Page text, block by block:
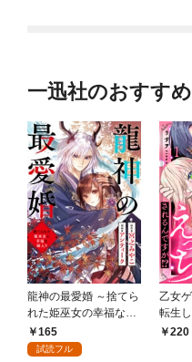
一迅社のおすす
龍神の最愛婚 ～捨てら
れた姫巫女の幸福な嫁
入り～: 1
165
試読フル
乙女
転生
の弟
220